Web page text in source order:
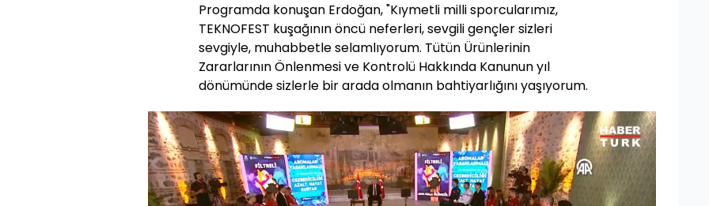
Programda konuşan Erdoğan, "Kıymetli milli sporcularımız,
TEKNOFEST kuşağının öncü neferleri, sevgili gençler sizleri
sevgiyle, muhabbetle selamlıyorum. Tütün Ürünlerinin
Zararlarının Önlenmesi ve Kontrolü Hakkında Kanunun yıl
dönümünde sizlerle bir arada olmanın bahtiyarlığını yaşıyorum.
Video
Oynatıcısı
yükleniyor.